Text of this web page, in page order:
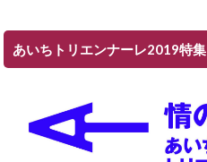
あいちトリエンナーレ2019特集